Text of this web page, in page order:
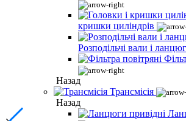
кришки циліндрів
Розподільчі вали і
Назад
Трансмісія
Назад